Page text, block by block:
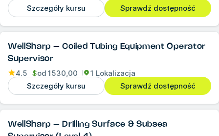
Szczegóły kursu Sprawdź dostępność
WellSharp – Coiled Tubing Equipment Operator
Supervisor
4.5 $od 1530,00
1 Lokalizacja
Szczegóły kursu
Sprawdź dostępność
WellSharp – Drilling Surface & Subsea